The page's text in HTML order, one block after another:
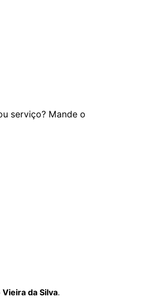
serviço? Mande o
Vieira da Silva.